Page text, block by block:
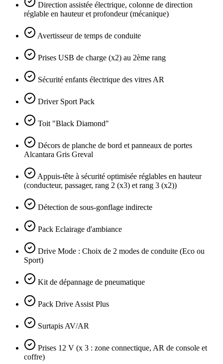
Direction assistée électrique, colonne de direction
réglable en hauteur et profondeur (mécanique)
Avertisseur de temps de conduite
Prises USB de charge (x2) au 2ème rang
Sécurité enfants électrique des vitres AR
Driver Sport Pack
Toit "Black Diamond"
Décors de planche de bord et panneaux de portes
Alcantara Gris Greval
Appuis-tête à sécurité optimisée réglables en hauteur
(conducteur, passager, rang 2 (x3) et rang 3 (x2))
Détection de sous-gonflage indirecte
Pack Eclairage d'ambiance
Drive Mode : Choix de 2 modes de conduite (Eco ou
Sport)
Kit de dépannage de pneumatique
Pack Drive Assist Plus
Surtapis AV/AR
Prises 12 V (x 3 : zone connectique, AR de console et
coffre)